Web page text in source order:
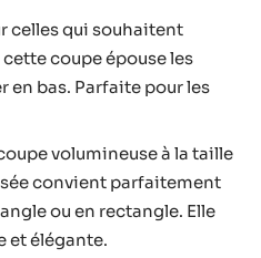
celles qui souhaitent
coupe épouse les
en bas. Parfaite pour les
volumineuse à la taille
convient parfaitement
ou en rectangle. Elle
et élégante.